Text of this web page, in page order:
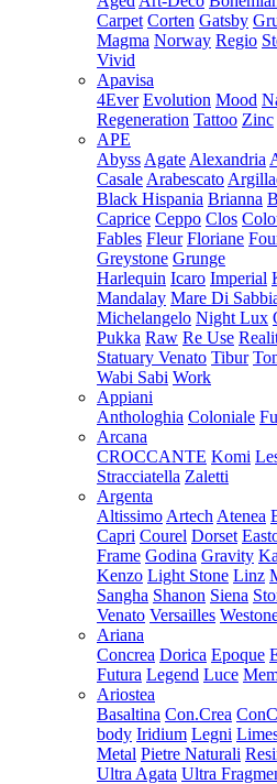
Carpet Corten Gatsby
Magma Norway Regio
Vivid
Apavisa
4Ever Evolution Mood
Regeneration Tattoo Zinc
APE
Abyss Agate Alexandria
Casale Arabescato
Black Hispania Brianna
Caprice Ceppo Clos
Fables Fleur Floriane
Greystone Grunge
Harlequin Icaro Imperial
Mandalay Mare Di
Michelangelo Night Lux
Pukka Raw Re Use
Statuary Venato Tibur
Wabi Sabi Work
Appiani
Anthologhia Coloniale
Arcana
CROCCANTE Komi
Stracciatella Zaletti
Argenta
Altissimo Artech Atenea
Capri Courel Dorset
Frame Godina Gravity
Kenzo Light Stone Linz
Sangha Shanon Siena
Venato Versailles
Ariana
Concrea Dorica Epoque
Futura Legend Luce
Ariostea
Basaltina Con.Crea
body Iridium Legni
Metal Pietre Naturali
Ultra Agata Ultra